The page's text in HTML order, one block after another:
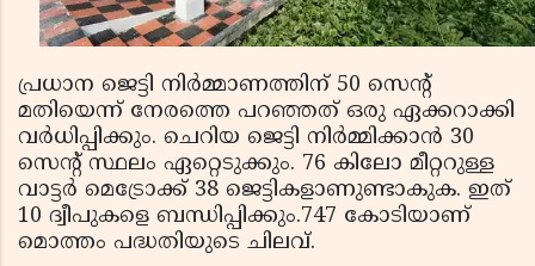
പ്രധാന ജെട്ടി നിർമ്മാണത്തിന് 50 സെന്റ്
മതിയെന്ന് നേരത്തെ പറഞ്ഞത് ഒരു ഏക്കറാക്കി
വർധിപ്പിക്കും. ചെറിയ ജെട്ടി നിർമ്മിക്കാൻ 30
സെന്റ് സ്ഥലം ഏറ്റെടുക്കും. 76 കിലോ മീറ്ററുള്ള
വാട്ടർ മെട്രോക്ക് 38 ജെട്ടികളാണുണ്ടാകുക. ഇത്
10 ദ്വീപുകളെ ബന്ധിപ്പിക്കും.747 കോടിയാണ്
മൊത്തം പദ്ധതിയുടെ ചിലവ്.